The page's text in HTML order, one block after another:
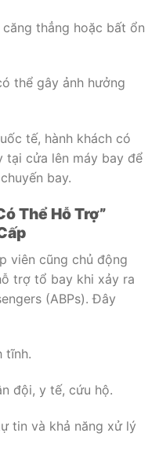
thẳng hoặc bất ổn
thể gây ảnh hưởng
tế, hành khách có
tại cửa lên máy bay để
bay.
Thể Hỗ Trợ”
viên cũng chủ động
trợ tổ bay khi xảy ra
(ABPs). Đây
tĩnh.
đội, y tế, cứu hộ.
tin và khả năng xử lý